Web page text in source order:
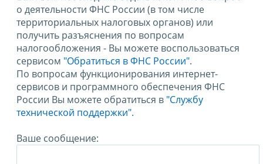
о деятельности ФНС России (в том числе
территориальных налоговых органов) или
получить разъяснения по вопросам
налогообложения - Вы можете воспользоваться
сервисом "Обратиться в ФНС России".
По вопросам функционирования интернет-
сервисов и программного обеспечения ФНС
России Вы можете обратиться в "Службу
технической поддержки".
Ваше сообщение: